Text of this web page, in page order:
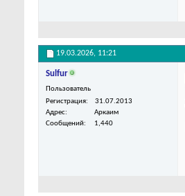
19.03.2026, 11:21
Sulfur
Пользователь
Регистрация
31.07.2013
Адрес
Аркаим
Сообщений
1,440